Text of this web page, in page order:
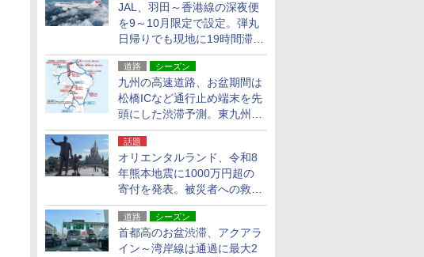
JAL、羽田～香港線の深夜便
を9～10月限定で設定。弾丸
日帰りでも現地に19時間滞在
できる
道路 シーズン
九州の高速道路、お盆期間は
松橋ICなど通行止め端末を先
頭にした渋滞予測。東九州道
への迂回は料金調整を実施
話題
オリエンタルランド、令和8
年熊本地震に1000万円超の
寄付を発表。被災者への救援
活動・復旧支援
道路 シーズン
首都高のお盆渋滞、アクアラ
イン～湾岸線は通過に最大2